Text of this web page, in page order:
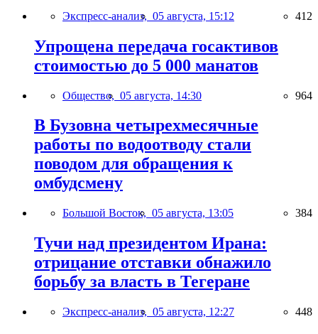
Экспресс-анализ, 05 августа, 15:12 412
Упрощена передача госактивов
стоимостью до 5 000 манатов
Общество, 05 августа, 14:30 964
В Бузовна четырехмесячные
работы по водоотводу стали
поводом для обращения к
омбудсмену
Большой Восток, 05 августа, 13:05 384
Тучи над президентом Ирана:
отрицание отставки обнажило
борьбу за власть в Тегеране
Экспресс-анализ, 05 августа, 12:27 448